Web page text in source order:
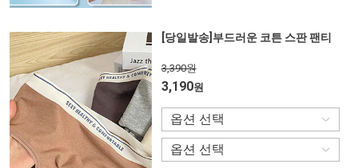
[당일발송]부드러운 코튼 스판 팬티
3,390원
3,190원